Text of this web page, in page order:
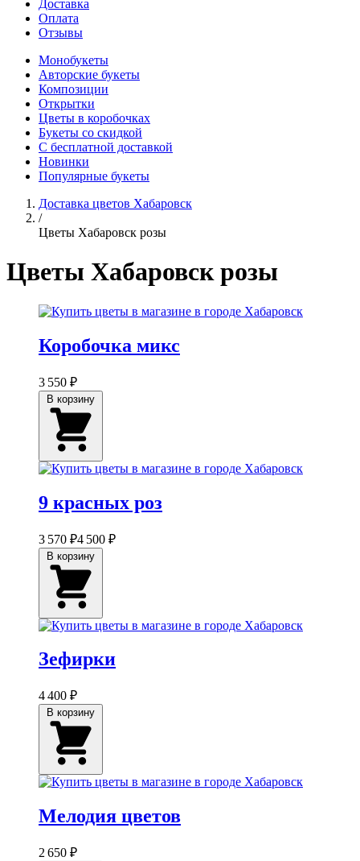
Доставка
Оплата
Отзывы
Монобукеты
Авторские букеты
Композиции
Открытки
Цветы в коробочках
Букеты со скидкой
С бесплатной доставкой
Новинки
Популярные букеты
Доставка цветов Хабаровск
/
Цветы Хабаровск розы
Цветы Хабаровск розы
Коробочка микс
3 550 ₽
9 красных роз
3 570 ₽4 500 ₽
Зефирки
4 400 ₽
Мелодия цветов
2 650 ₽